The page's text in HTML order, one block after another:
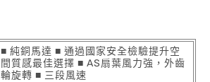
■ 純銅馬達 ■ 通過國家安全檢驗提升空
間質感最佳選擇 ■ AS扇葉風力強，外齒
輪旋轉 ■ 三段風速